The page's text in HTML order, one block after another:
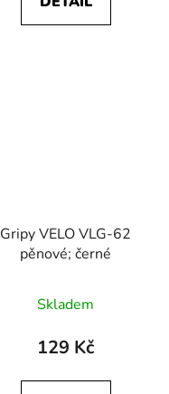
Gripy VELO VLG-62
pěnové; černé
Skladem
129 Kč